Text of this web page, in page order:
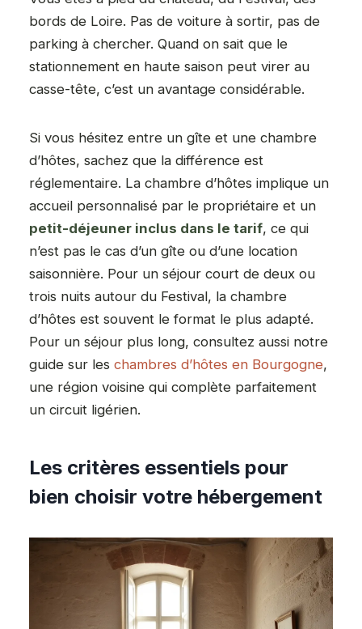
bords de Loire. Pas de voiture à sortir, pas de
parking à chercher. Quand on sait que le
stationnement en haute saison peut virer au
casse-tête, c’est un avantage considérable.
Si vous hésitez entre un gîte et une chambre
d’hôtes, sachez que la différence est
réglementaire. La chambre d’hôtes implique un
accueil personnalisé par le propriétaire et un
petit-déjeuner inclus dans le tarif, ce qui
n’est pas le cas d’un gîte ou d’une location
saisonnière. Pour un séjour court de deux ou
trois nuits autour du Festival, la chambre
d’hôtes est souvent le format le plus adapté.
Pour un séjour plus long, consultez aussi notre
guide sur les chambres d’hôtes en Bourgogne,
une région voisine qui complète parfaitement
un circuit ligérien.
Les critères essentiels pour
bien choisir votre hébergement